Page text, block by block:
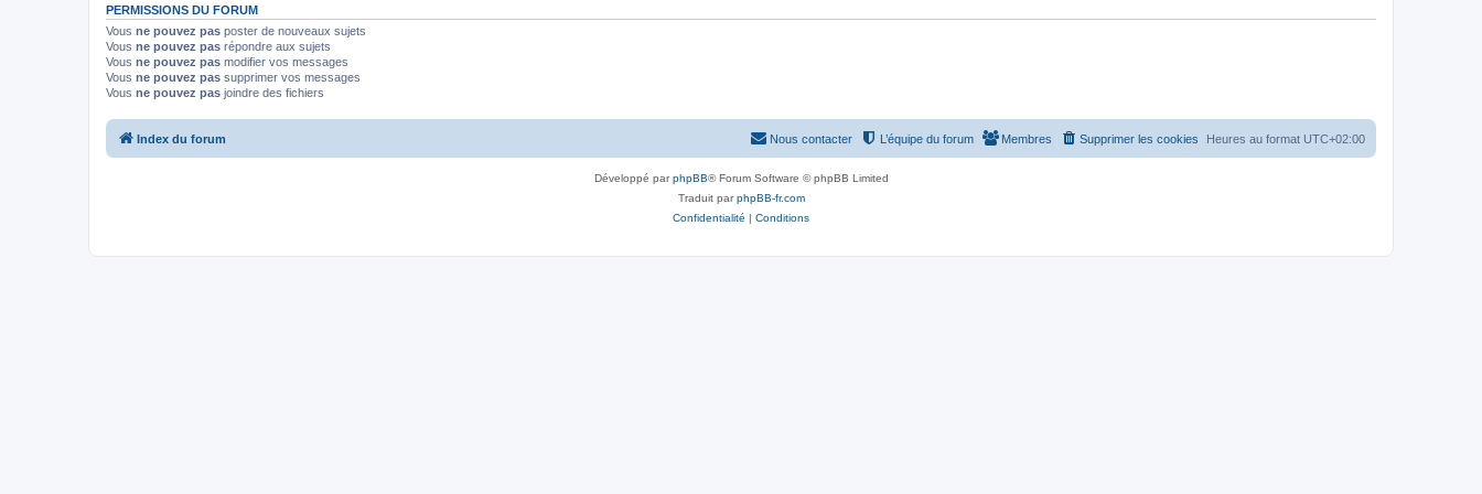
PERMISSIONS DU FORUM
Vous ne pouvez pas poster de nouveaux sujets
Vous ne pouvez pas répondre aux sujets
Vous ne pouvez pas modifier vos messages
Vous ne pouvez pas supprimer vos messages
Vous ne pouvez pas joindre des fichiers
Index du forum Heures au format UTC+02:00
Supprimer les cookies
Membres
L’équipe du forum
Nous contacter
Développé parphpBB® Forum Software © phpBB Limited
Traduit parphpBB-fr.com
Confidentialité | Conditions